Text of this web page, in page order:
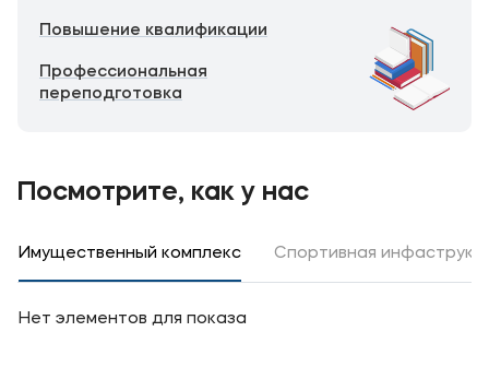
Повышение квалификации
Профессиональная
переподготовка
Посмотрите, как у нас
Имущественный комплекс Спортивная
Нет элементов для показа